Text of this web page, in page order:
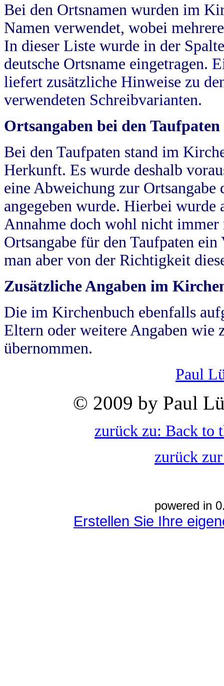
Bei den Ortsnamen wurden im
Namen verwendet, wobei
In dieser Liste wurde in der
deutsche Ortsname eingetragen.
liefert zusätzliche Hinweise zu
verwendeten Schreibvarianten.
Ortsangaben bei den Taufpaten
Bei den Taufpaten stand im
Herkunft. Es wurde deshalb
eine Abweichung zur
angegeben wurde. Hierbei wurde
Annahme doch wohl nicht
Ortsangabe für den Taufpaten
man aber von der Richtigkeit
Zusätzliche Angaben im
Die im Kirchenbuch ebenfalls
Eltern oder weitere Angaben wie
übernommen.
Paul
© 2009 by Paul
zurück zu: Back to
zurück
powered in
Erstellen Sie Ihre